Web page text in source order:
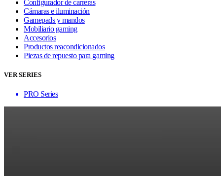
Configurador de carreras
Cámaras e iluminación
Gamepads y mandos
Mobiliario gaming
Accesorios
Productos reacondicionados
Piezas de repuesto para gaming
VER SERIES
PRO Series